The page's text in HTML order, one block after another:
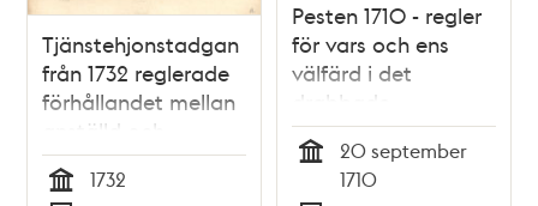
Tjänstehjonstadgan
från 1732 reglerade
förhållandet mellan
anställd och
arbetsgivare
1732
Pesten 1710 - regler
för vars och ens
välfärd i det
drabbade
Stockholm
20 september
1710